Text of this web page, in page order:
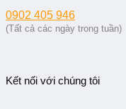
0902 405 946
(Tất cả các ngày trong tuần)
Kết nối với chúng tôi